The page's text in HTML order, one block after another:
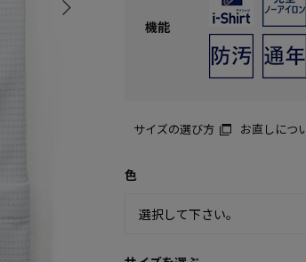
機能
サイズの選び方 お直しにつ
色